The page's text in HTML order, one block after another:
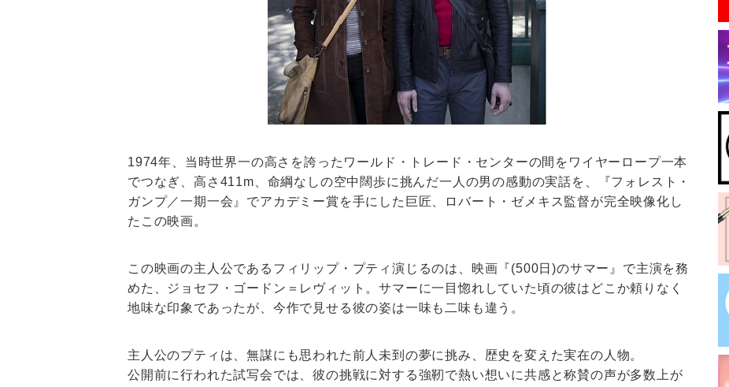
1974年、当時世界一の高さを誇ったワールド・トレード・センターの間をワイヤーロープ一本
でつなぎ、高さ411m、命綱なしの空中闊歩に挑んだ一人の男の感動の実話を、『フォレスト・
ガンプ／一期一会』でアカデミー賞を手にした巨匠、ロバート・ゼメキス監督が完全映像化し
たこの映画。
この映画の主人公であるフィリップ・プティ演じるのは、映画『(500日)のサマー』で主演を務
めた、ジョセフ・ゴードン＝レヴィット。サマーに一目惚れしていた頃の彼はどこか頼りなく
地味な印象であったが、今作で見せる彼の姿は一味も二味も違う。
主人公のプティは、無謀にも思われた前人未到の夢に挑み、歴史を変えた実在の人物。
公開前に行われた試写会では、彼の挑戦に対する強靭で熱い想いに共感と称賛の声が多数上が